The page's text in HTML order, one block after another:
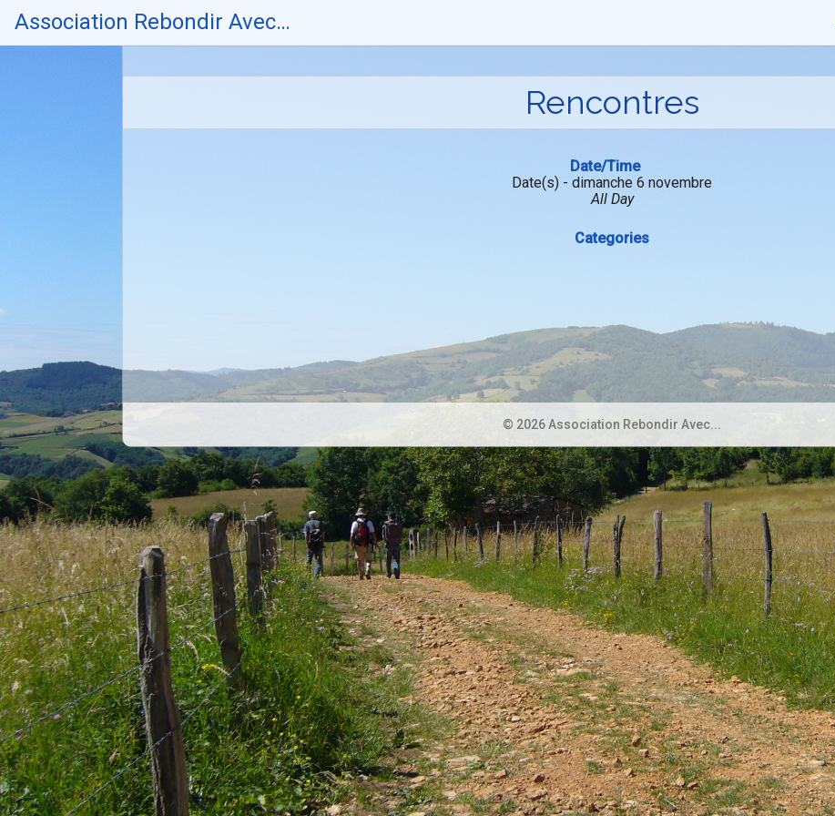
Association Rebondir Avec…
Rencontres
Date/Time
Date(s) - dimanche 6 novembre
All Day
Categories
© 2026 Association Rebondir Avec...